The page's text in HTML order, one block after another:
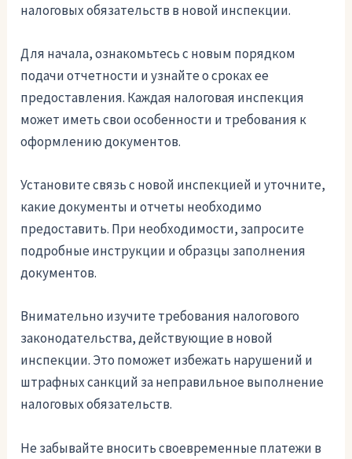
налоговых обязательств в новой инспекции.
Для начала, ознакомьтесь с новым порядком
подачи отчетности и узнайте о сроках ее
предоставления. Каждая налоговая инспекция
может иметь свои особенности и требования к
оформлению документов.
Установите связь с новой инспекцией и уточните,
какие документы и отчеты необходимо
предоставить. При необходимости, запросите
подробные инструкции и образцы заполнения
документов.
Внимательно изучите требования налогового
законодательства, действующие в новой
инспекции. Это поможет избежать нарушений и
штрафных санкций за неправильное выполнение
налоговых обязательств.
Не забывайте вносить своевременные платежи в